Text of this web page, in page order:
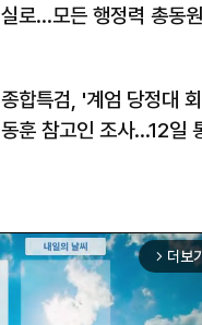
실로…모든 행정력 총동
종합특검, '계엄 당정대
동훈 참고인 조사...12일
arrow_forward_ios 더보기